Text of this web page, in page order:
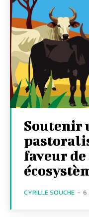
Soutenir
faveur de
CYRILLE SOUCHE - 6